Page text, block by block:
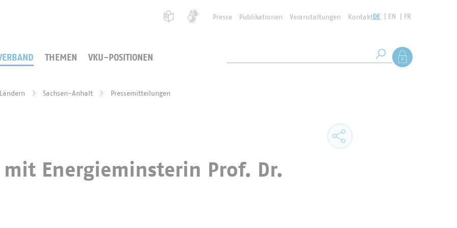
Presse Publikationen Veranstaltungen KontaktDE EN FR
THEMEN VKU-POSITIONEN Suche starten
Als Mitglied
Sachsen-Anhalt Pressemitteilungen
mit Energieminsterin Prof. Dr.